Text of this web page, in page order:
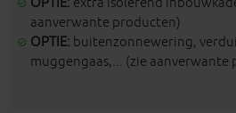
OPTIE: extra isolerend
aanverwante producten)
OPTIE: buitenzonnewering,
muggengaas,... (zie aanverwante